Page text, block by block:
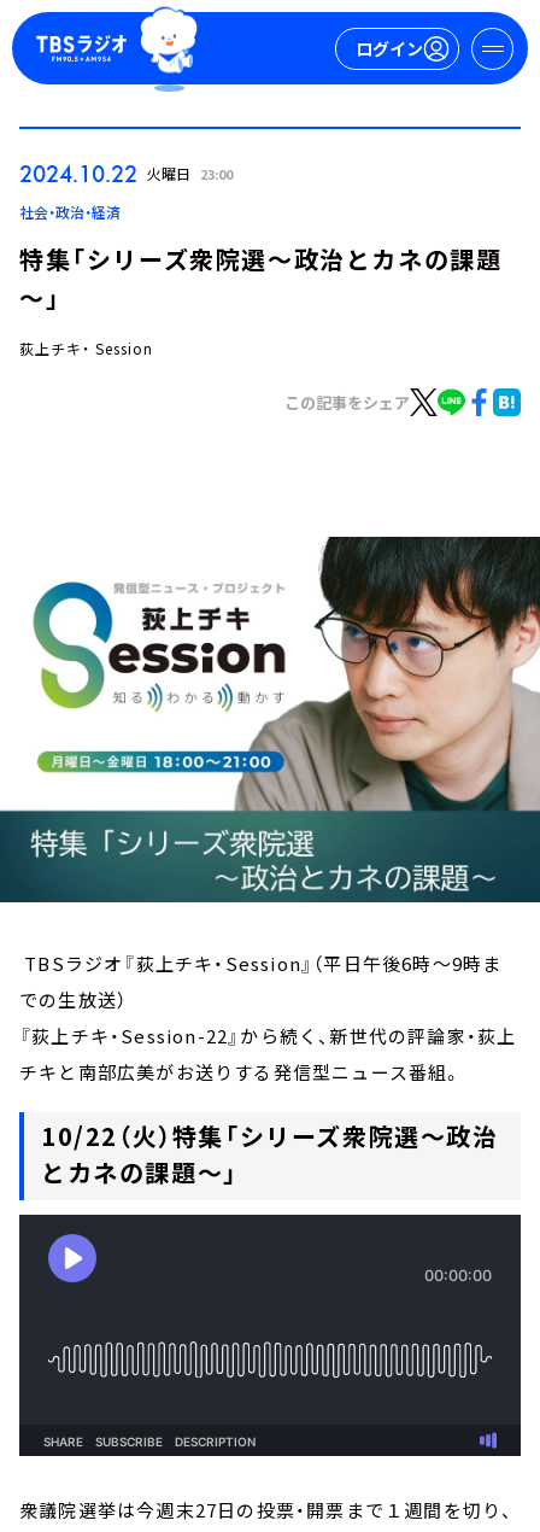
ログイン
イベント・グッズ
YouTube
会社情報
2024.10.22 火曜日 23:00
社会・政治・経済
特集「シリーズ衆院選～政治とカネの課題
～」
荻上チキ・ Session
この記事をシェア
TBSラジオ『荻上チキ・Session』（平日午後6時～9時ま
での生放送）
『荻上チキ・Session-22』から続く、新世代の評論家・荻上
チキと南部広美がお送りする発信型ニュース番組。
10/22（火）特集「シリーズ衆院選～政治
とカネの課題～」
衆議院選挙は今週末27日の投票・開票まで１週間を切り、